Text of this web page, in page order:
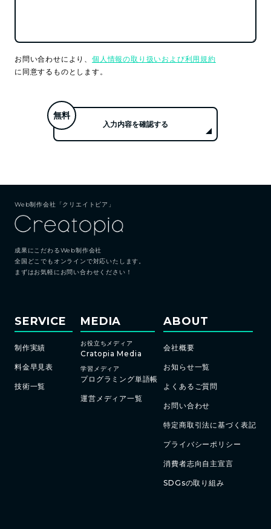
お問い合わせにより、 個人情報の取り扱いおよび利用規約
に同意するものとします。
無料
入力内容を確認する
Web制作会社「クリエイトピア」
成果にこだわるWeb制作会社
全国どこでもオンラインで対応いたします。
まずはお気軽にお問い合わせください！
SERVICE
制作実績
料金早見表
技術一覧
MEDIA
お役立ちメディア
Cratopia Media
学習メディア
プログラミング単語帳
運営メディア一覧
ABOUT
会社概要
お知らせ一覧
よくあるご質問
お問い合わせ
特定商取引法に基づく表記
プライバシーポリシー
消費者志向自主宣言
SDGsの取り組み